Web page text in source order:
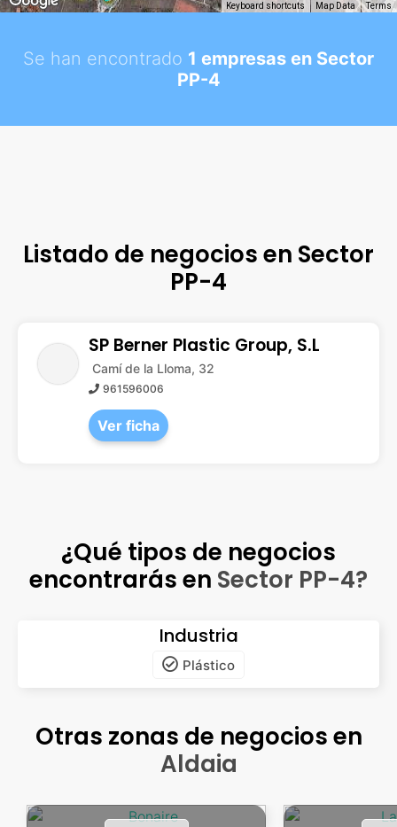
Keyboard shortcuts Map Data Terms
Se han encontrado 1 empresas en Sector
PP-4
Listado de negocios en Sector
PP-4
SP Berner Plastic Group, S.L
Camí de la Lloma, 32
961596006
Ver ficha
¿Qué tipos de negocios
encontrarás en Sector PP-4?
Industria
Plástico
Otras zonas de negocios en
Aldaia